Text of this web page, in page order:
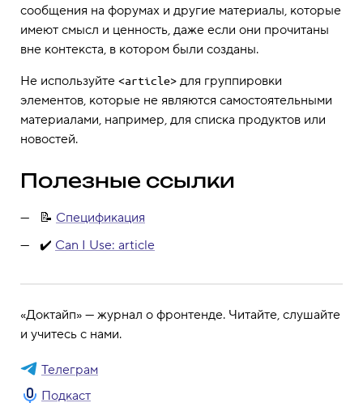
сообщения на форумах и другие материалы, которые
имеют смысл и ценность, даже если они прочитаны
вне контекста, в котором были созданы.
Не используйте <article> для группировки
элементов, которые не являются самостоятельными
материалами, например, для списка продуктов или
новостей.
Полезные ссылки
📝 Спецификация
✔️ Can I Use: article
«Доктайп» — журнал о фронтенде. Читайте, слушайте
и учитесь с нами.
Телеграм
Подкаст